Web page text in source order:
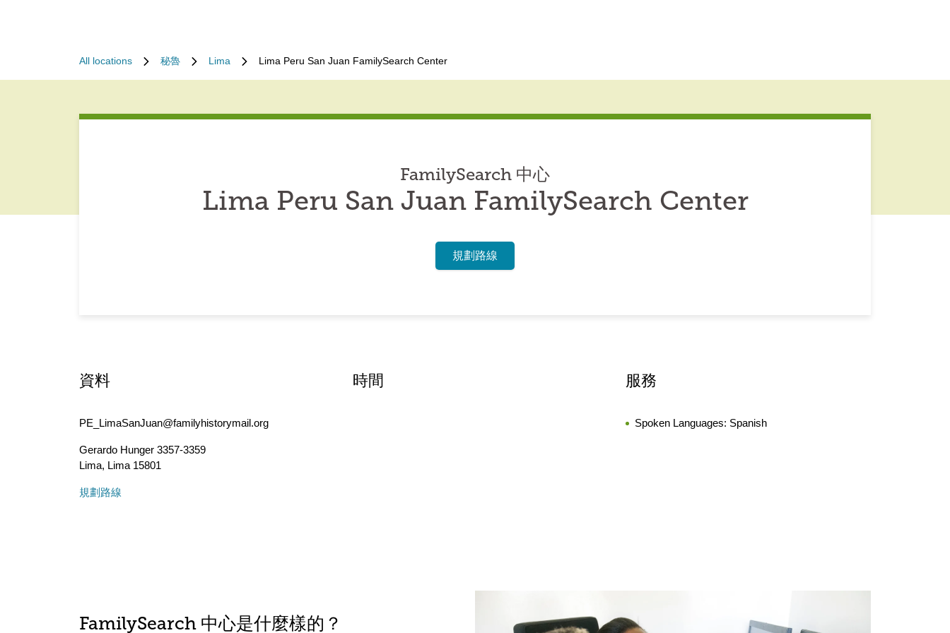
All locations 秘魯 Lima Lima Peru San Juan FamilySearch Center
FamilySearch 中心
Lima Peru San Juan FamilySearch Center
規劃路線
資料
PE_LimaSanJuan@familyhistorymail.org
Gerardo Hunger 3357-3359
Lima, Lima 15801
規劃路線
時間 服務
Spoken Languages: Spanish
FamilySearch 中心是什麼樣的？